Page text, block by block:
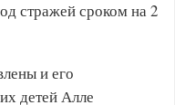
стражей сроком на 2
и его
детей Алле